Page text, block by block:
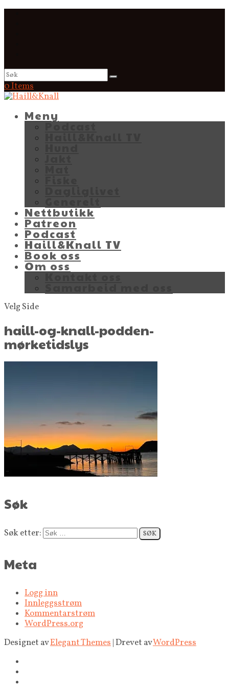
0 Items
Meny
Podcast
Nettbutikk
Patreon
Podcast
Haill&Knall TV
Book oss
Om oss
Kontakt oss
Velg Side
haill-og-knall-podden-
mørketidslys
Søk
Søk etter:
Meta
Logg inn
Innleggsstrøm
Kommentarstrøm
WordPress.org
Designet avElegant Themes | Drevet avWordPress